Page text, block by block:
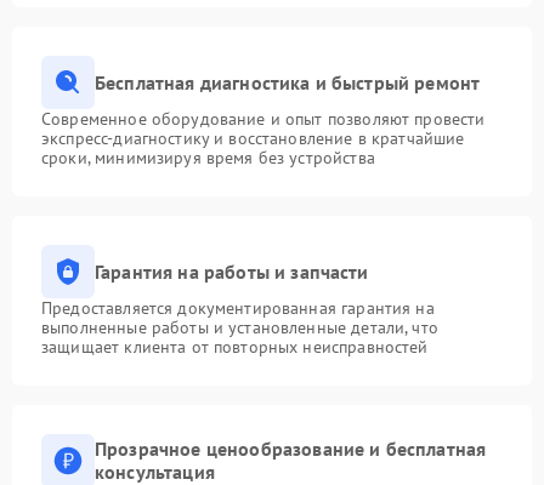
Бесплатная диагностика и быстрый ремонт
Современное оборудование и опыт позволяют провести
экспресс-диагностику и восстановление в кратчайшие
сроки, минимизируя время без устройства
Гарантия на работы и запчасти
Предоставляется документированная гарантия на
выполненные работы и установленные детали, что
защищает клиента от повторных неисправностей
Прозрачное ценообразование и бесплатная
консультация